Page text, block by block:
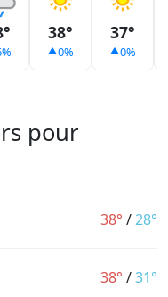
38°
0%
37°
0%
pour
38° /28°
38° /31°